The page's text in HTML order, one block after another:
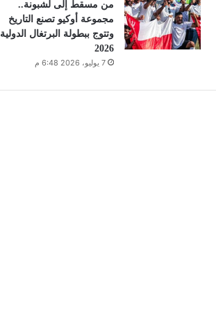
من مسقط إلى لشبونة..
مجموعة أوكيو تصنع التاريخ
وتتوج ببطولة البرتغال الدولية
2026
7 يوليو، 2026 6:48 م